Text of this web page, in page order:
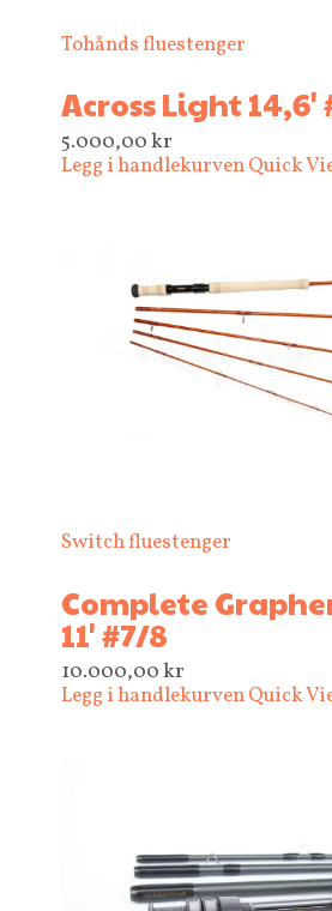
Tohånds fluestenger
Across Light 14,6'
5.000,00kr
Legg i handlekurvenQuick
Switch fluestenger
Complete
11' #7/8
10.000,00kr
Legg i handlekurvenQuick